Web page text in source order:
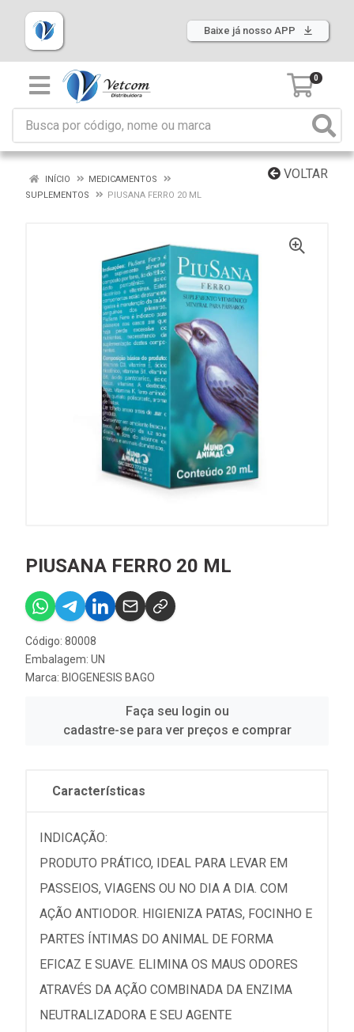
Baixe já nosso APP
0
VOLTAR
INÍCIO
MEDICAMENTOS
SUPLEMENTOS
PIUSANA FERRO 20 ML
PIUSANA FERRO 20 ML
Código: 80008
Embalagem: UN
Marca: BIOGENESIS BAGO
Faça seu login ou
cadastre-se para ver preços e comprar
Características
INDICAÇÃO:
PRODUTO PRÁTICO, IDEAL PARA LEVAR EM
PASSEIOS, VIAGENS OU NO DIA A DIA. COM
AÇÃO ANTIODOR. HIGIENIZA PATAS, FOCINHO E
PARTES ÍNTIMAS DO ANIMAL DE FORMA
EFICAZ E SUAVE. ELIMINA OS MAUS ODORES
ATRAVÉS DA AÇÃO COMBINADA DA ENZIMA
NEUTRALIZADORA E SEU AGENTE